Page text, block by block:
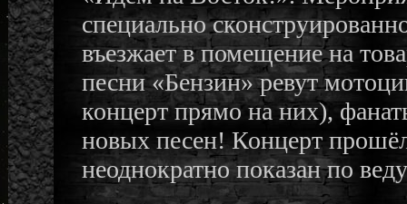
специально
въезжает в помещение на
песни «Бензин» ревут
концерт прямо на них),
новых песен! Концерт
неоднократно показан по